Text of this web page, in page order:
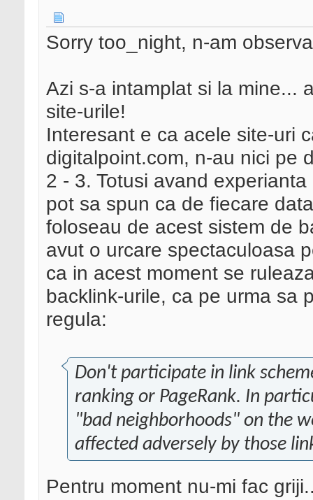
Sorry too_night, n-am
Azi s-a intamplat si la mine...
site-urile!
Interesant e ca acele site-uri
digitalpoint.com, n-au nici pe
2 - 3. Totusi avand
pot sa spun ca de fiecare
foloseau de acest sistem de
avut o urcare spectaculoasa
ca in acest moment se
backlink-urile, ca pe urma sa
regula:
Don't participate in link
ranking or PageRank. In
"bad neighborhoods" on the
affected adversely by those
Pentru moment nu-mi fac